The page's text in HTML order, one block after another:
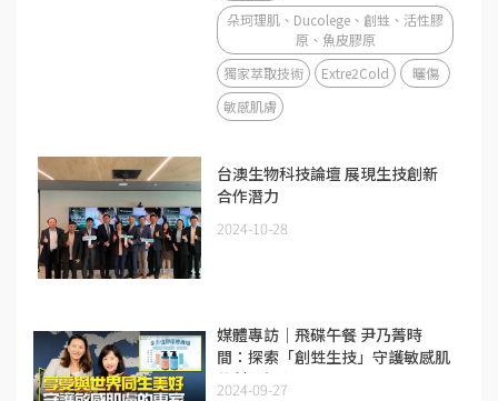
朵珂理肌、Ducolege、創甡、活性膠
原、魚皮膠原
獨家萃取技術
Extre2Cold
曬傷
敏感肌膚
台澳生物科技論壇 展現生技創新
合作潛力
2024-10-28
媒體專訪｜飛碟午餐 尹乃菁時
間：探索「創甡生技」守護敏感肌
的科研初心
2024-09-27